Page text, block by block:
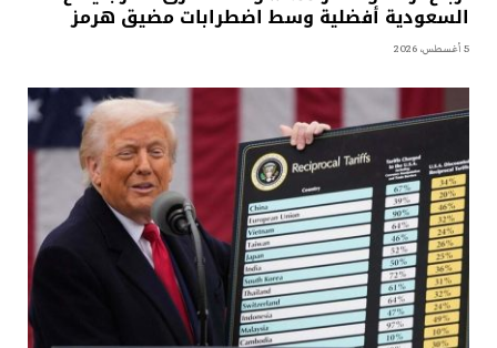
السعودية أفضلية وسط اضطرابات مضيق هرمز
5 أغسطس، 2026